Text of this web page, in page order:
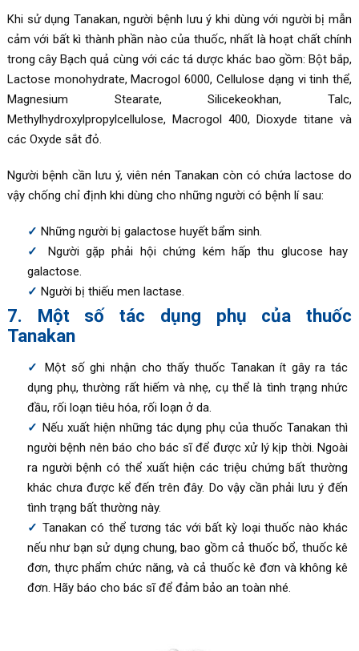
Khi sử dụng Tanakan, người bệnh lưu ý khi dùng với người bị mẫn
cảm với bất kì thành phần nào của thuốc, nhất là hoạt chất chính
trong cây Bạch quả cùng với các tá dược khác bao gồm: Bột bắp,
Lactose monohydrate, Macrogol 6000, Cellulose dạng vi tinh thể,
Magnesium Stearate, Silicekeokhan, Talc,
Methylhydroxylpropylcellulose, Macrogol 400, Dioxyde titane và
các Oxyde sắt đỏ.
Người bệnh cần lưu ý, viên nén Tanakan còn có chứa lactose do
vậy chống chỉ định khi dùng cho những người có bệnh lí sau:
Những người bị galactose huyết bẩm sinh.
Người gặp phải hội chứng kém hấp thu glucose hay
galactose.
Người bị thiếu men lactase.
7. Một số tác dụng phụ của thuốc
Tanakan
Một số ghi nhận cho thấy thuốc Tanakan ít gây ra tác
dụng phụ, thường rất hiếm và nhẹ, cụ thể là tình trạng nhức
đầu, rối loạn tiêu hóa, rối loạn ở da.
Nếu xuất hiện những tác dụng phụ của thuốc Tanakan thì
người bệnh nên báo cho bác sĩ để được xử lý kịp thời. Ngoài
ra người bệnh có thể xuất hiện các triệu chứng bất thường
khác chưa được kể đến trên đây. Do vậy cần phải lưu ý đến
tình trạng bất thường này.
Tanakan có thể tương tác với bất kỳ loại thuốc nào khác
nếu như bạn sử dụng chung, bao gồm cả thuốc bổ, thuốc kê
đơn, thực phẩm chức năng, và cả thuốc kê đơn và không kê
đơn. Hãy báo cho bác sĩ để đảm bảo an toàn nhé.